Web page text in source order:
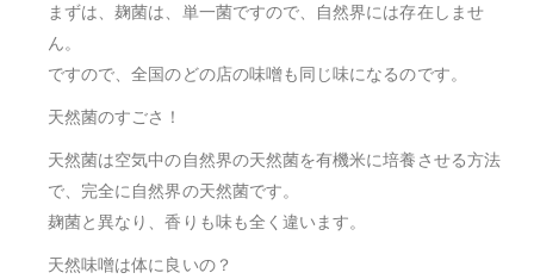
まずは、麹菌は、単一菌ですので、自然界には存在しませ
ん。
ですので、全国のどの店の味噌も同じ味になるのです。
天然菌のすごさ！
天然菌は空気中の自然界の天然菌を有機米に培養させる方法
で、完全に自然界の天然菌です。
麹菌と異なり、香りも味も全く違います。
天然味噌は体に良いの？